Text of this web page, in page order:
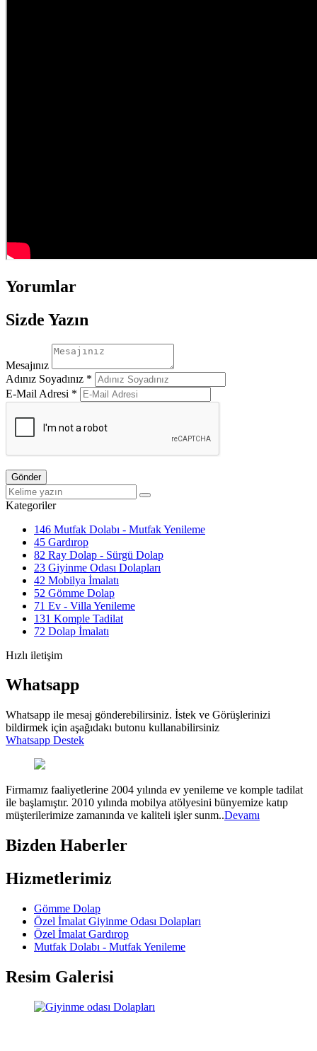
Yorumlar
Sizde Yazın
Mesajınız
Adınız Soyadınız *
E-Mail Adresi *
Gönder
Kategoriler
146 Mutfak Dolabı - Mutfak Yenileme
45 Gardırop
82 Ray Dolap - Sürgü Dolap
23 Giyinme Odası Dolapları
42 Mobilya İmalatı
52 Gömme Dolap
71 Ev - Villa Yenileme
131 Komple Tadilat
72 Dolap İmalatı
Hızlı iletişim
Whatsapp
Whatsapp ile mesaj gönderebilirsiniz. İstek ve Görüşlerinizi
bildirmek için aşağıdakı butonu kullanabilirsiniz
Whatsapp Destek
Firmamız faaliyetlerine 2004 yılında ev yenileme ve komple tadilat
ile başlamıştır. 2010 yılında mobilya atölyesini bünyemize katıp
müşterilerimize zamanında ve kaliteli işler sunm..Devamı
Bizden Haberler
Hizmetlerimiz
Gömme Dolap
Özel İmalat Giyinme Odası Dolapları
Özel İmalat Gardırop
Mutfak Dolabı - Mutfak Yenileme
Resim Galerisi